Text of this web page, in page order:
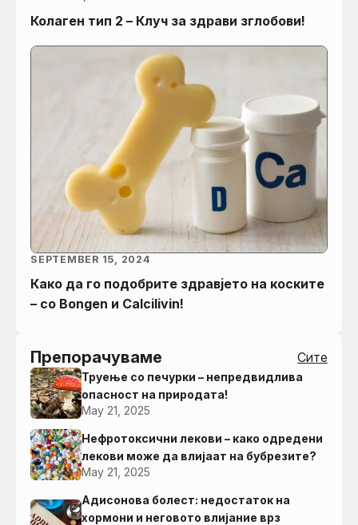
Колаген тип 2 – Клуч за здрави зглобови!
Како да го подобрите здравјето на коските
– со Bongen и Calcilivin!
SEPTEMBER 15, 2024
Препорачуваме Сите
Труење со печурки – непредвидлива
опасност на природата!
May 21, 2025
Нефротоксични лекови – како одредени
лекови може да влијаат на бубрезите?
May 21, 2025
Адисонова болест: недостаток на
хормони и неговото влијание врз